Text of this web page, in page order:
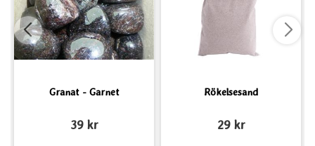
Granat - Garnet
Art. nr 215439 kr
Rökelsesand
Art. nr 144729 kr